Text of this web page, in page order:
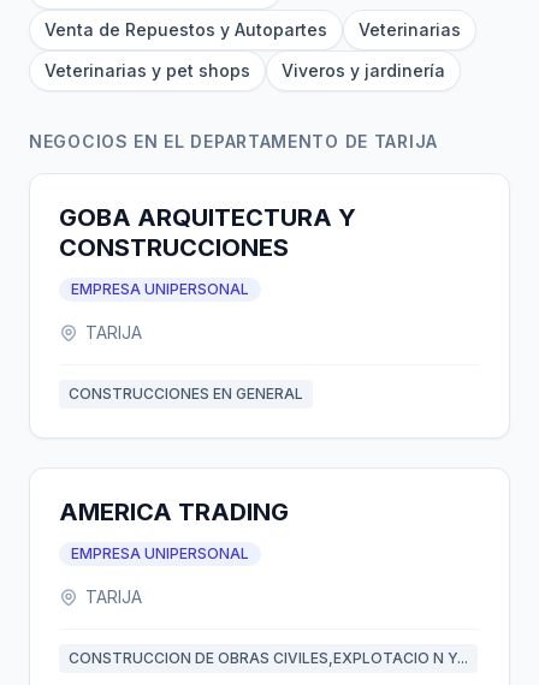
Venta de Repuestos y Autopartes
Veterinarias
Veterinarias y pet shops
Viveros y jardinería
NEGOCIOS EN EL DEPARTAMENTO DE TARIJA
GOBA ARQUITECTURA Y
CONSTRUCCIONES
EMPRESA UNIPERSONAL
TARIJA
CONSTRUCCIONES EN GENERAL
AMERICA TRADING
EMPRESA UNIPERSONAL
TARIJA
CONSTRUCCION DE OBRAS CIVILES,EXPLOTACIO N Y...